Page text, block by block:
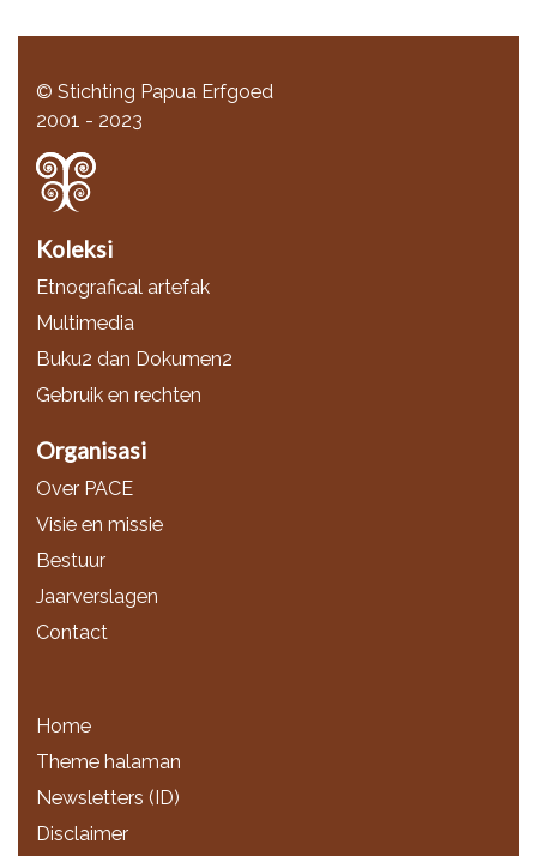
© Stichting Papua Erfgoed
2001 - 2023
Koleksi
Etnografical artefak
Multimedia
Buku2 dan Dokumen2
Gebruik en rechten
Organisasi
Over PACE
Visie en missie
Bestuur
Jaarverslagen
Contact
Home
Theme halaman
Newsletters (ID)
Disclaimer